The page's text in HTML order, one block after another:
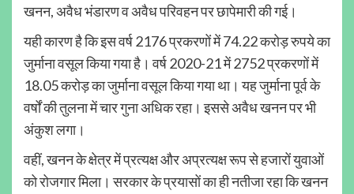
खनन, अवैध भंडारण व अवैध परिवहन पर छापेमारी की गई।
यही कारण है कि इस वर्ष 2176 प्रकरणों में 74.22 करोड़ रुपये का
जुर्माना वसूल किया गया है। वर्ष 2020-21 में 2752 प्रकरणों में
18.05 करोड़ का जुर्माना वसूल किया गया था। यह जुर्माना पूर्व के
वर्षों की तुलना में चार गुना अधिक रहा। इससे अवैध खनन पर भी
अंकुश लगा।
वहीं, खनन के क्षेत्र में प्रत्यक्ष और अप्रत्यक्ष रूप से हजारों युवाओं
को रोजगार मिला। सरकार के प्रयासों का ही नतीजा रहा कि खनन